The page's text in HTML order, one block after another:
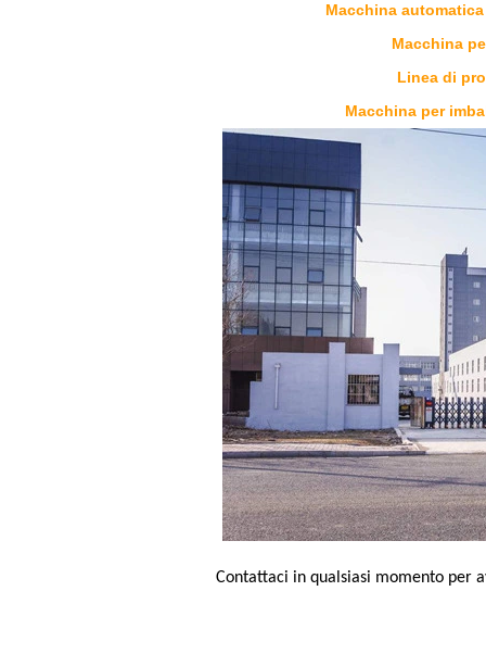
Macchina
Macchina
Linea di
Macchina per
Contattaci in qualsiasi momento per